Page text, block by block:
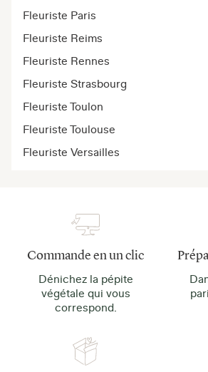
Fleuriste Paris
Fleuriste Reims
Fleuriste Rennes
Fleuriste Strasbourg
Fleuriste Toulon
Fleuriste Toulouse
Fleuriste Versailles
Commande en un clic
Dénichez la pépite
végétale qui vous
correspond.